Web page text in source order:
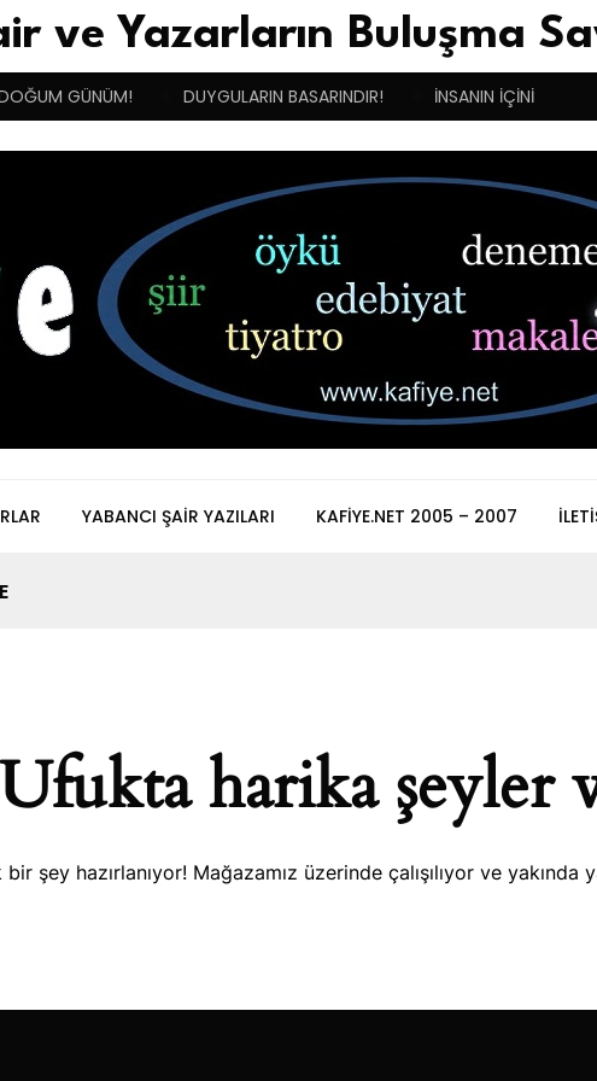
ve Yazarların Buluşma
GÜNÜM! DUYGULARIN BASARINDIR! İNSANIN İÇİNİ
YABANCI ŞAIR YAZILARI KAFIYE.NET 2005 – 2007
Ufukta harika şeyler
bir şey hazırlanıyor! Mağazamız üzerinde çalışılıyor ve yakında